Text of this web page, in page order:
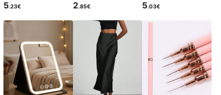
5.23€ 2.85€ 5.03€